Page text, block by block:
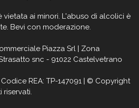
ai minori. L'abuso di alcolici è
Bevi con moderazione.
Piazza Srl | Zona
snc - 91022 Castelvetrano
Codice REA: TP-147091 | © Copyright
riservati.